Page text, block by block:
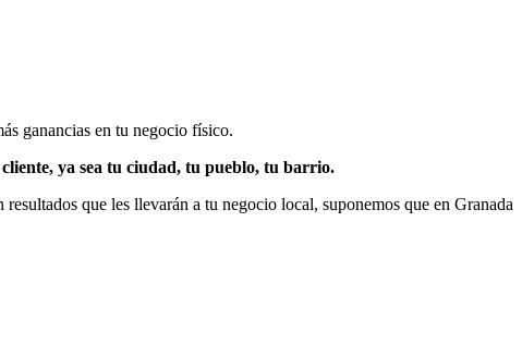
ganancias en tu negocio físico.
ya sea tu ciudad, tu pueblo, tu barrio.
que les llevarán a tu negocio local, suponemos que en Granada